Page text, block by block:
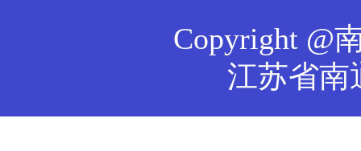
Copyright @
江苏省南